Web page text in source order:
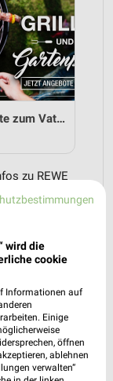
Grillangebote zum Vatertag bei REWE!
zu REWE
Ideen zur
App
der kostenlosen
wird die
cookie
Informationen auf
Einige
öffnen
ablehnen
verwalten“